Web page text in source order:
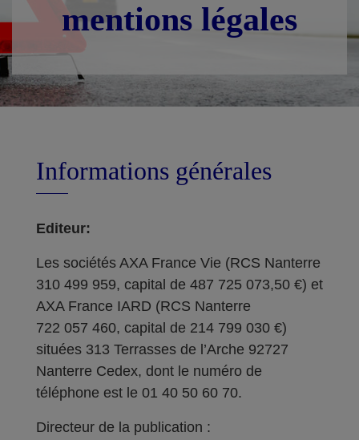
mentions légales
Informations générales
Editeur:
Les sociétés AXA France Vie (RCS Nanterre
310 499 959, capital de 487 725 073,50 €) et
AXA France IARD (RCS Nanterre
722 057 460, capital de 214 799 030 €)
situées 313 Terrasses de l’Arche 92727
Nanterre Cedex, dont le numéro de
téléphone est le 01 40 50 60 70.
Directeur de la publication :